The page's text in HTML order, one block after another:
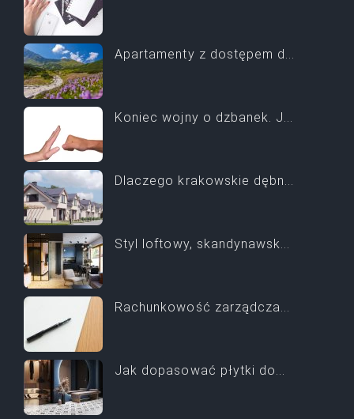
Apartamenty z dostępem d...
Koniec wojny o dzbanek. J...
Dlaczego krakowskie dębn...
Styl loftowy, skandynawsk...
Rachunkowość zarządcza...
Jak dopasować płytki do...